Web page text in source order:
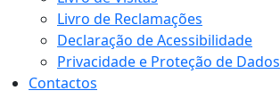
Livro de Reclamações
Declaração de Acessibilidade
Privacidade e Proteção de Dados
Contactos